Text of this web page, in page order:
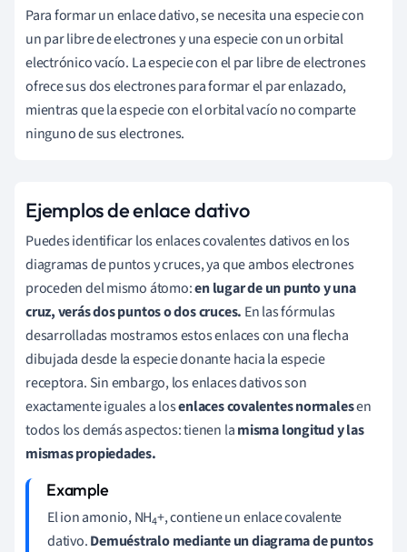
Para formar un enlace dativo, se necesita una especie con
un par libre de electrones y una especie con un orbital
electrónico vacío. La especie con el par libre de electrones
ofrece sus dos electrones para formar el par enlazado,
mientras que la especie con el orbital vacío no comparte
ninguno de sus electrones.
Ejemplos de enlace dativo
Puedes identificar los enlaces covalentes dativos en los
diagramas de puntos y cruces, ya que ambos electrones
proceden del mismo átomo:en lugar de un punto y una
cruz, verás dos puntos o dos cruces. En las fórmulas
desarrolladas mostramos estos enlaces con una flecha
dibujada desde la especie donante hacia la especie
receptora. Sin embargo, los enlaces dativos son
exactamente iguales a losenlaces covalentes normalesen
todos los demás aspectos: tienen lamisma longitud y las
mismas propiedades.
El ion amonio, NH4+, contiene un enlace covalente
dativo.Demuéstralo mediante un diagrama de puntos